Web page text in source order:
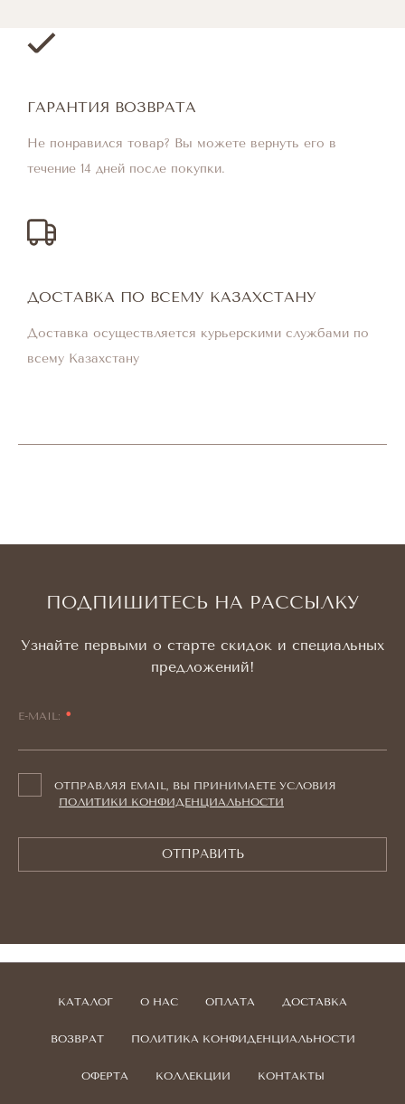
ГАРАНТИЯ ВОЗВРАТА
Не понравился товар? Вы можете вернуть его в
течение 14 дней после покупки.
ДОСТАВКА ПО ВСЕМУ КАЗАХСТАНУ
Доставка осуществляется курьерскими службами по
всему Казахстану
ПОДПИШИТЕСЬ НА РАССЫЛКУ
Узнайте первыми о старте скидок и специальных
предложений!
E-MAIL:
ОТПРАВЛЯЯ EMAIL, ВЫ ПРИНИМАЕТЕ УСЛОВИЯ
ПОЛИТИКИ КОНФИДЕНЦИАЛЬНОСТИ
ОТПРАВИТЬ
КАТАЛОГ О НАС ОПЛАТА ДОСТАВКА
ВОЗВРАТ ПОЛИТИКА КОНФИДЕНЦИАЛЬНОСТИ
ОФЕРТА КОЛЛЕКЦИИ КОНТАКТЫ